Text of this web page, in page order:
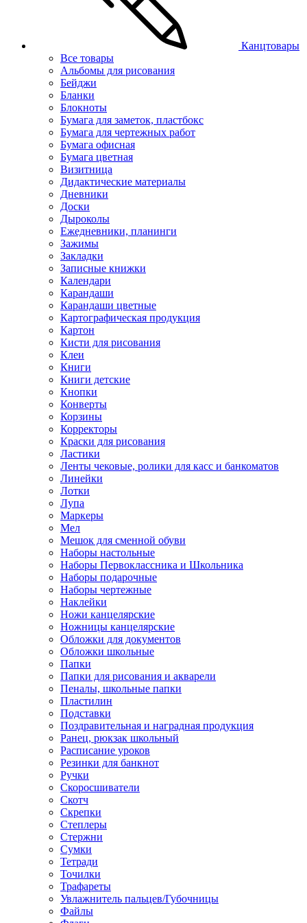
Канцтовары
Все товары
Альбомы для рисования
Бейджи
Бланки
Блокноты
Бумага для заметок, пластбокс
Бумага для чертежных работ
Бумага офисная
Бумага цветная
Визитница
Дидактические материалы
Дневники
Доски
Дыроколы
Ежедневники, планинги
Зажимы
Закладки
Записные книжки
Календари
Карандаши
Карандаши цветные
Картографическая продукция
Картон
Кисти для рисования
Клеи
Книги
Книги детские
Кнопки
Конверты
Корзины
Корректоры
Краски для рисования
Ластики
Ленты чековые, ролики для касс и банкоматов
Линейки
Лотки
Лупа
Маркеры
Мел
Мешок для сменной обуви
Наборы настольные
Наборы Первоклассника и Школьника
Наборы подарочные
Наборы чертежные
Наклейки
Ножи канцелярские
Ножницы канцелярские
Обложки для документов
Обложки школьные
Папки
Папки для рисования и акварели
Пеналы, школьные папки
Пластилин
Подставки
Поздравительная и наградная продукция
Ранец, рюкзак школьный
Расписание уроков
Резинки для банкнот
Ручки
Скоросшиватели
Скотч
Скрепки
Степлеры
Стержни
Сумки
Тетради
Точилки
Трафареты
Увлажнитель пальцев/Губочницы
Файлы